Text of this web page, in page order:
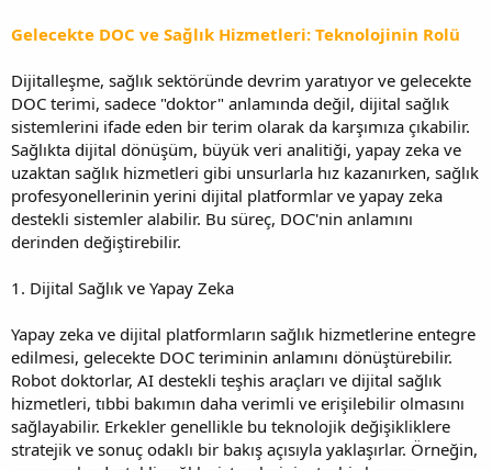
Gelecekte DOC ve Sağlık Hizmetleri: Teknolojinin Rolü
Dijitalleşme, sağlık sektöründe devrim yaratıyor ve gelecekte
DOC terimi, sadece "doktor" anlamında değil, dijital sağlık
sistemlerini ifade eden bir terim olarak da karşımıza çıkabilir.
Sağlıkta dijital dönüşüm, büyük veri analitiği, yapay zeka ve
uzaktan sağlık hizmetleri gibi unsurlarla hız kazanırken, sağlık
profesyonellerinin yerini dijital platformlar ve yapay zeka
destekli sistemler alabilir. Bu süreç, DOC'nin anlamını
derinden değiştirebilir.
1. Dijital Sağlık ve Yapay Zeka
Yapay zeka ve dijital platformların sağlık hizmetlerine entegre
edilmesi, gelecekte DOC teriminin anlamını dönüştürebilir.
Robot doktorlar, AI destekli teşhis araçları ve dijital sağlık
hizmetleri, tıbbi bakımın daha verimli ve erişilebilir olmasını
sağlayabilir. Erkekler genellikle bu teknolojik değişikliklere
stratejik ve sonuç odaklı bir bakış açısıyla yaklaşırlar. Örneğin,